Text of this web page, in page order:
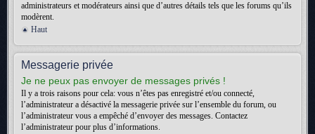
administrateurs et modérateurs ainsi que d’autres détails tels que les forums qu’ils
modèrent.
Haut
Messagerie privée
Je ne peux pas envoyer de messages privés !
Il y a trois raisons pour cela: vous n’êtes pas enregistré et/ou connecté,
l’administrateur a désactivé la messagerie privée sur l’ensemble du forum, ou
l’administrateur vous a empêché d’envoyer des messages. Contactez
l’administrateur pour plus d’informations.